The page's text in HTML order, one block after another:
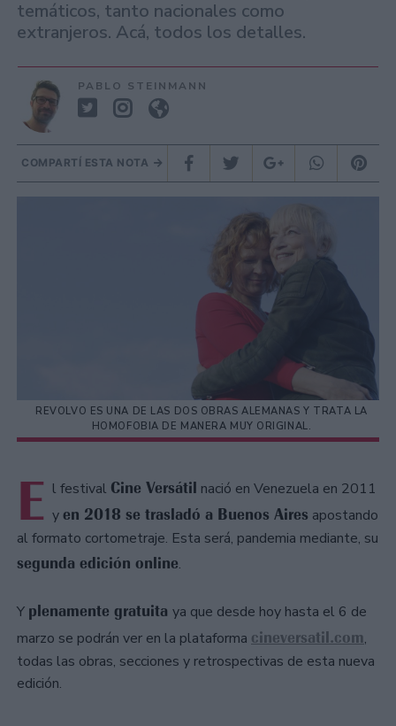
temáticos, tanto nacionales como
extranjeros. Acá, todos los detalles.
PABLO STEINMANN
COMPARTÍ ESTA NOTA
REVOLVO ES UNA DE LAS DOS OBRAS ALEMANAS Y TRATA LA
HOMOFOBIA DE MANERA MUY ORIGINAL.
E l festival Cine Versátil nació en Venezuela en 2011
yen 2018 se trasladó a Buenos Aires apostando
al formato cortometraje. Esta será, pandemia mediante, su
segunda edición online.
Y plenamente gratuita ya que desde hoy hasta el 6 de
marzo se podrán ver en la plataforma cineversatil.com,
todas las obras, secciones y retrospectivas de esta nueva
edición.